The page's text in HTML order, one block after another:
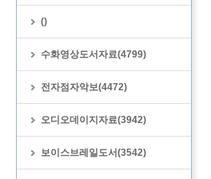
()
수화영상도서자료(4799)
전자점자악보(4472)
오디오데이지자료(3942)
보이스브레일도서(3542)